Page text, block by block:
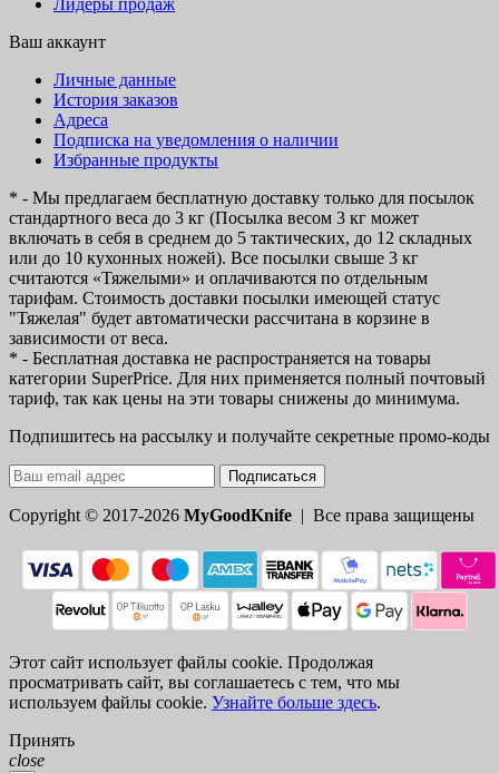
Лидеры продаж
Ваш аккаунт
Личные данные
История заказов
Адреса
Подписка на уведомления о наличии
Избранные продукты
* - Мы предлагаем бесплатную доставку только для посылок
стандартного веса до 3 кг (Посылка весом 3 кг может
включать в себя в среднем до 5 тактических, до 12 складных
или до 10 кухонных ножей). Все посылки свыше 3 кг
считаются «Тяжелыми» и оплачиваются по отдельным
тарифам. Стоимость доставки посылки имеющей статус
"Тяжелая" будет автоматически рассчитана в корзине в
зависимости от веса.
* - Бесплатная доставка не распространяется на товары
категории SuperPrice. Для них применяется полный почтовый
тариф, так как цены на эти товары снижены до минимума.
Подпишитесь на рассылку и получайте секретные промо-коды
Подписаться
Copyright © 2017-2026 MyGoodKnife | Все права защищены
Этот сайт использует файлы cookie. Продолжая
просматривать сайт, вы соглашаетесь с тем, что мы
используем файлы cookie. Узнайте больше здесь.
Принять
close